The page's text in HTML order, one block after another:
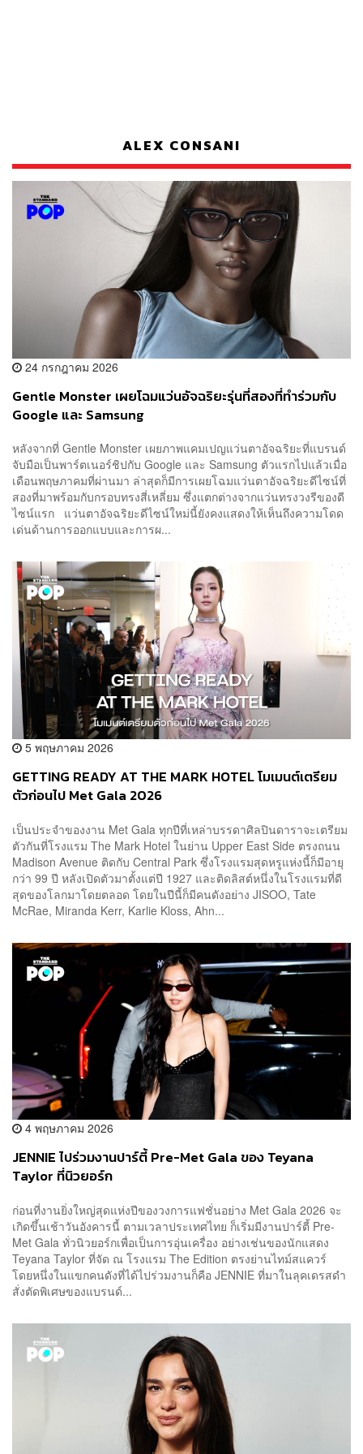
ALEX CONSANI
24 กรกฎาคม 2026
Gentle Monster เผยโฉมแว่นอัจฉริยะรุ่นที่สองที่ทำร่วมกับ
Google และ Samsung
หลังจากที่ Gentle Monster เผยภาพแคมเปญแว่นตาอัจฉริยะที่แบรนด์
จับมือเป็นพาร์ตเนอร์ชิปกับ Google และ Samsung ตัวแรกไปแล้วเมื่อ
เดือนพฤษภาคมที่ผ่านมา ล่าสุดก็มีการเผยโฉมแว่นตาอัจฉริยะดีไซน์ที่
สองที่มาพร้อมกับกรอบทรงสี่เหลี่ยม ซึ่งแตกต่างจากแว่นทรงวงรีของดี
ไซน์แรก แว่นตาอัจฉริยะดีไซน์ใหม่นี้ยังคงแสดงให้เห็นถึงความโดด
เด่นด้านการออกแบบและการผ...
5 พฤษภาคม 2026
GETTING READY AT THE MARK HOTEL โมเมนต์เตรียม
ตัวก่อนไป Met Gala 2026
เป็นประจำของงาน Met Gala ทุกปีที่เหล่าบรรดาศิลปินดาราจะเตรียม
ตัวกันที่โรงแรม The Mark Hotel ในย่าน Upper East Side ตรงถนน
Madison Avenue ติดกับ Central Park ซึ่งโรงแรมสุดหรูแห่งนี้ก็มีอายุ
กว่า 99 ปี หลังเปิดตัวมาตั้งแต่ปี 1927 และติดลิสต์หนึ่งในโรงแรมที่ดี
สุดของโลกมาโดยตลอด โดยในปีนี้ก็มีคนดังอย่าง JISOO, Tate
McRae, Miranda Kerr, Karlie Kloss, Ahn...
4 พฤษภาคม 2026
JENNIE ไปร่วมงานปาร์ตี้ Pre-Met Gala ของ Teyana
Taylor ที่นิวยอร์ก
ก่อนที่งานยิ่งใหญ่สุดแห่งปีของวงการแฟชั่นอย่าง Met Gala 2026 จะ
เกิดขึ้นเช้าวันอังคารนี้ ตามเวลาประเทศไทย ก็เริ่มมีงานปาร์ตี้ Pre-
Met Gala ทั่วนิวยอร์กเพื่อเป็นการอุ่นเครื่อง อย่างเช่นของนักแสดง
Teyana Taylor ที่จัด ณ โรงแรม The Edition ตรงย่านไทม์สแควร์
โดยหนึ่งในแขกคนดังที่ได้ไปร่วมงานก็คือ JENNIE ที่มาในลุคเดรสดำ
สั่งตัดพิเศษของแบรนด์...